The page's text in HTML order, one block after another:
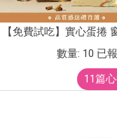
【免費試吃】實心蛋捲
數量: 10 已
11篇